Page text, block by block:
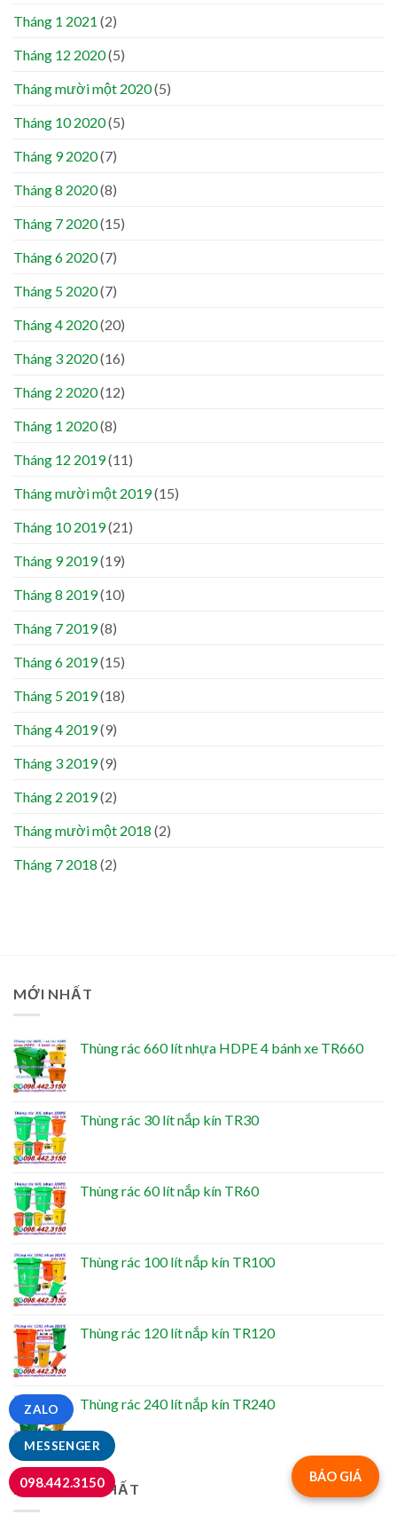
Tháng 1 2021 (2)
Tháng 12 2020(5)
Tháng mười một 2020(5)
Tháng 10 2020(5)
Tháng 9 2020(7)
Tháng 8 2020(8)
Tháng 7 2020(15)
Tháng 6 2020(7)
Tháng 5 2020(7)
Tháng 4 2020(20)
Tháng 3 2020(16)
Tháng 2 2020(12)
Tháng 1 2020(8)
Tháng 12 2019(11)
Tháng mười một 2019(15)
Tháng 10 2019(21)
Tháng 9 2019(19)
Tháng 8 2019(10)
Tháng 7 2019(8)
Tháng 6 2019(15)
Tháng 5 2019(18)
Tháng 4 2019(9)
Tháng 3 2019(9)
Tháng 2 2019(2)
Tháng mười một 2018 (2)
Tháng 7 2018 (2)
MỚI NHẤT
Thùng rác 660 lít nhựa HDPE 4 bánh xe TR660
Thùng rác 30 lít nắp kín TR30
Thùng rác 60 lít nắp kín TR60
Thùng rác 100 lít nắp kín TR100
Thùng rác 120 lít nắp kín TR120
Thùng rác 240 lít nắp kín TR240
BÁN CHẠY NHẤT
BÁO GIÁ
MESSENGER
ZALO
098.442.3150